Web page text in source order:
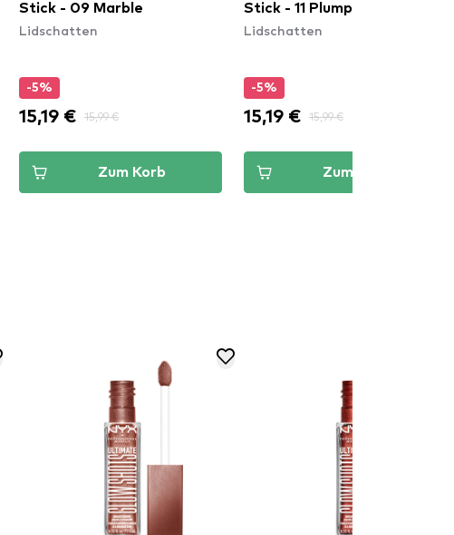
Stick - 09 Marble
Lidschatten
-5%
15,19 € 15,99 €
Zum Korb
Stick - 11 Plump
Lidschatten
-5%
15,19 € 15,99 €
Zum Korb